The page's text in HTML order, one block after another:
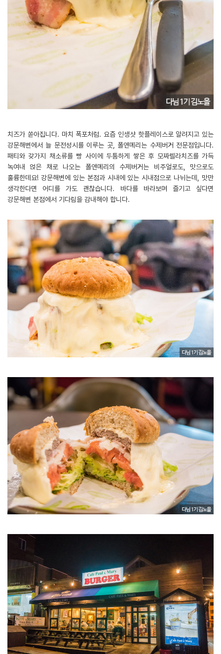
치즈가 쏟아집니다. 마치 폭포처럼. 요즘 인생샷 핫플레이스로 알려지고 있는
강문해변에서 늘 문전성시를 이루는 곳, 폴앤메리는 수제버거 전문점입니다.
패티와 갖가지 채소류를 빵 사이에 두툼하게 쌓은 후 모짜렐라치즈를 가득
녹여내 얹은 채로 나오는 폴앤메리의 수제버거는 비주얼로도, 맛으로도
훌륭한데요! 강문해변에 있는 본점과 시내에 있는 시내점으로 나뉘는데, 맛만
생각한다면 어디를 가도 괜찮습니다. 바다를 바라보며 즐기고 싶다면
강문해변 본점에서 기다림을 감내해야 합니다.